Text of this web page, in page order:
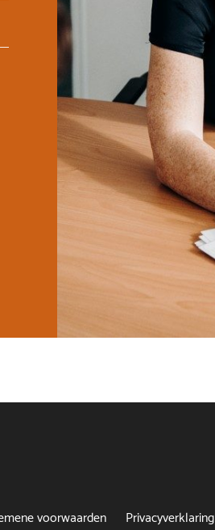
voorwaarden Privacyverklaring